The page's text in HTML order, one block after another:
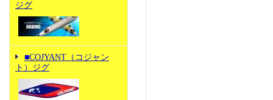
ジグ
■COJYANT（コジャン
ト）ジグ